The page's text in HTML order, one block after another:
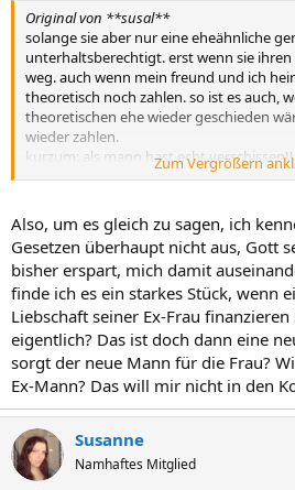
Original von **susal**
solange sie aber nur eine eheähnliche
unterhaltsberechtigt. erst wenn sie
weg. auch wenn mein freund und ich
theoretisch noch zahlen. so ist es auch,
theoretischen ehe wieder geschieden
wieder zahlen.
kurzum: als mann hast echt
absolut unfair!
Zum Vergrößern
Also, um es gleich zu sagen, ich
Gesetzen überhaupt nicht aus, Gott
bisher erspart, mich damit
finde ich es ein starkes Stück, wenn
Liebschaft seiner Ex-Frau
eigentlich? Das ist doch dann eine
sorgt der neue Mann für die Frau?
Ex-Mann? Das will mir nicht in den
Susanne
Namhaftes Mitglied